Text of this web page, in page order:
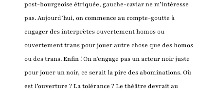
post-bourgeoise étriquée, gauche-caviar ne m’intéresse
pas. Aujourd’hui, on commence au compte-goutte à
engager des interprètes ouvertement homos ou
ouvertement trans pour jouer autre chose que des homos
ou des trans. Enfin ! On n’engage pas un acteur noir juste
pour jouer un noir, ce serait la pire des abominations. Où
est l’ouverture ? La tolérance ? Le théâtre devrait au